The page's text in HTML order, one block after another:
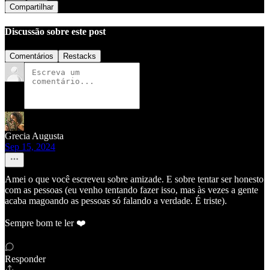
Compartilhar
Discussão sobre este post
Comentários Restacks
Grecia Augusta
Sep 15, 2024
Amei o que você escreveu sobre amizade. E sobre tentar ser honesto
com as pessoas (eu venho tentando fazer isso, mas às vezes a gente
acaba magoando as pessoas só falando a verdade. É triste).
Sempre bom te ler ❤️
Responder